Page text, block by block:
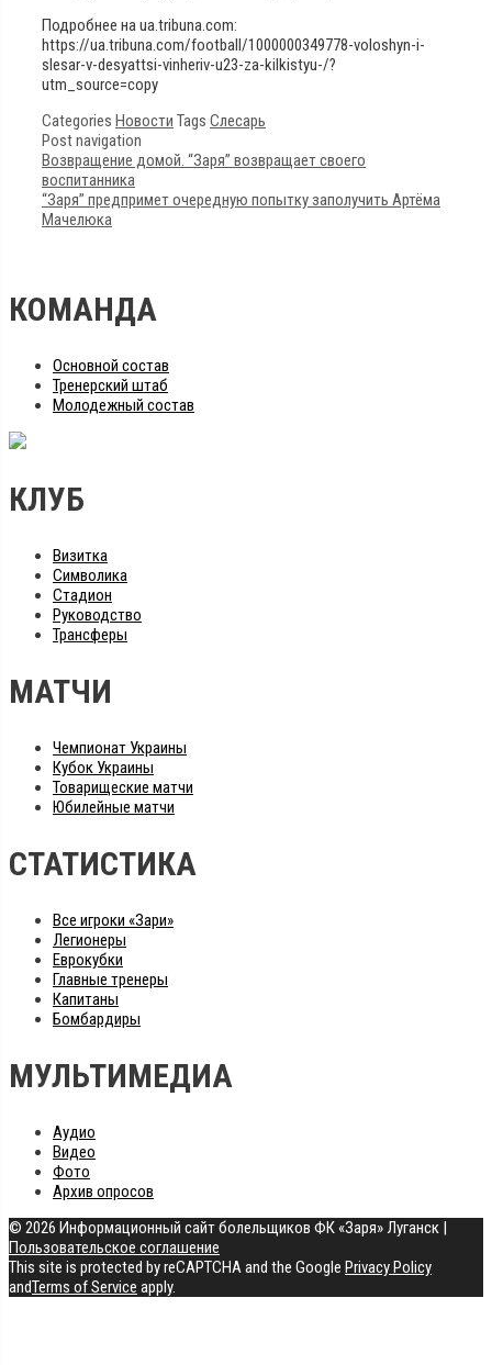
Подробнее на ua.tribuna.com:
https://ua.tribuna.com/football/1000000349778-voloshyn-i-
slesar-v-desyattsi-vinheriv-u23-za-kilkistyu-/?
utm_source=copy
Categories Новости Tags Слесарь
Post navigation
Возвращение домой. “Заря” возвращает своего
воспитанника
“Заря” предпримет очередную попытку заполучить Артёма
Мачелюка
КОМАНДА
Основной состав
Тренерский штаб
Молодежный состав
КЛУБ
Визитка
Символика
Стадион
Руководство
Трансферы
МАТЧИ
Чемпионат Украины
Кубок Украины
Товарищеские матчи
Юбилейные матчи
СТАТИСТИКА
Все игроки «Зари»
Легионеры
Еврокубки
Главные тренеры
Капитаны
Бомбардиры
МУЛЬТИМЕДИА
Аудио
Видео
Фото
Архив опросов
© 2026 Информационный сайт болельщиков ФК «Заря» Луганск |
Пользовательское соглашение
This site is protected by reCAPTCHA and the Google Privacy Policy
andTerms of Service apply.